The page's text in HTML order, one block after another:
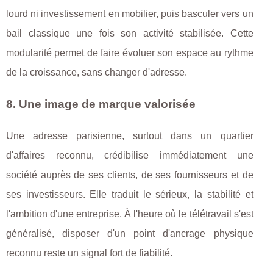
lourd ni investissement en mobilier, puis basculer vers un
bail classique une fois son activité stabilisée. Cette
modularité permet de faire évoluer son espace au rythme
de la croissance, sans changer d'adresse.
8. Une image de marque valorisée
Une adresse parisienne, surtout dans un quartier
d'affaires reconnu, crédibilise immédiatement une
société auprès de ses clients, de ses fournisseurs et de
ses investisseurs. Elle traduit le sérieux, la stabilité et
l'ambition d'une entreprise. À l'heure où le télétravail s'est
généralisé, disposer d'un point d'ancrage physique
reconnu reste un signal fort de fiabilité.